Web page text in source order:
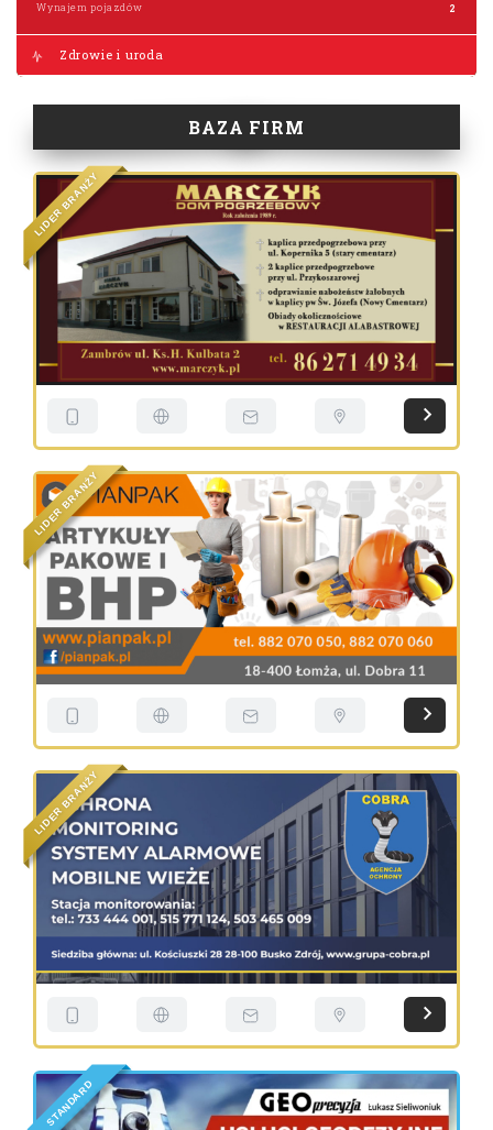
Wynajem pojazdów 2
Zdrowie i uroda
BAZA FIRM
LI
DER
BRANŻ
Y
LI
DER
BRANŻ
Y
LI
DER
BRANŻ
Y
STANDARD